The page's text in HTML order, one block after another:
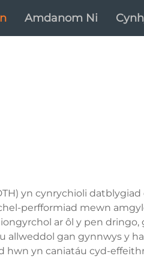
Amdanom Ni
yn cynrychioli
perfformiad mewn
ar ôl y pen
allweddol gan gynnwys y
hwn yn caniatáu cyd-